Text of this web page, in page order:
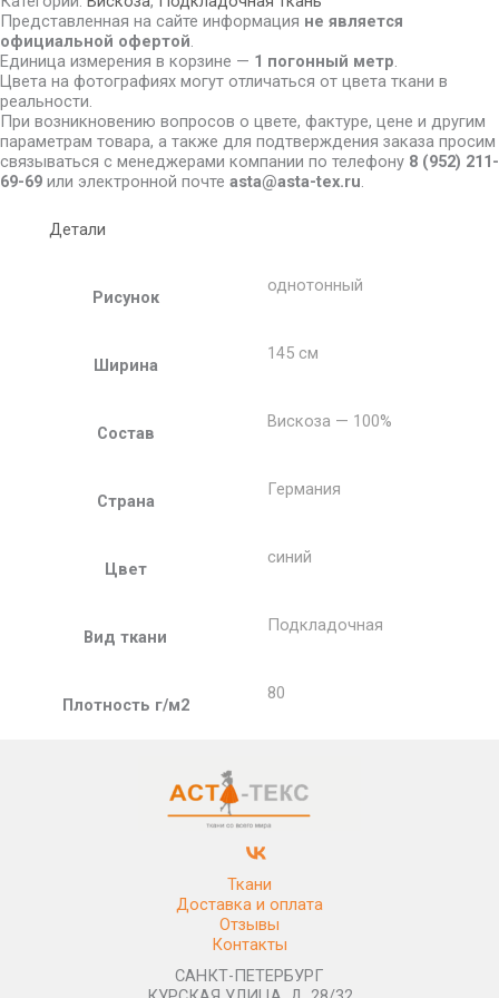
Представленная на сайте информация не является
официальной офертой.
Единица измерения в корзине — 1 погонный метр.
Цвета на фотографиях могут отличаться от цвета ткани в
реальности.
При возникновению вопросов о цвете, фактуре, цене и другим
параметрам товара, а также для подтверждения заказа просим
связываться с менеджерами компании по телефону 8 (952) 211-
69-69 или электронной почте asta@asta-tex.ru.
Детали
Рисунок
однотонный
Ширина
145 см
Состав
Вискоза — 100%
Страна
Германия
Цвет
синий
Вид ткани
Подкладочная
Плотность г/м2
80
Ткани
Доставка и оплата
Отзывы
Контакты
САНКТ-ПЕТЕРБУРГ